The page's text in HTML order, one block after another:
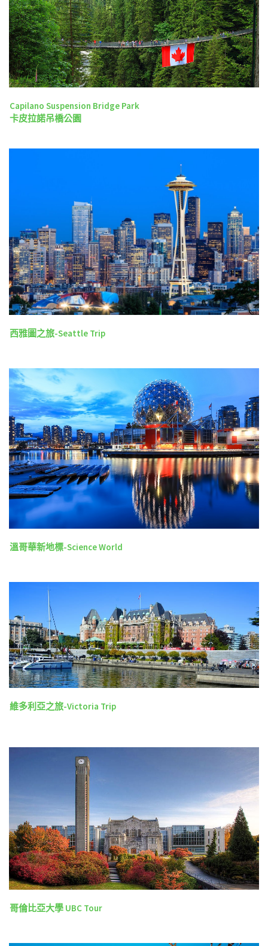
Capilano Suspension Bridge Park
卡皮拉諾吊橋公園
西雅圖之旅-Seattle Trip
溫哥華新地標-Science World
維多利亞之旅-Victoria Trip
哥倫比亞大學 UBC Tour